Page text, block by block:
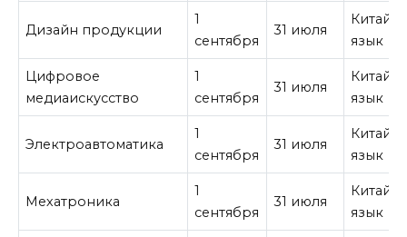
Дизайн продукции
1
сентября
31 июля
язык
Цифровое
медиаискусство
1
сентября
31 июля
язык
Электроавтоматика
1
сентября
31 июля
язык
Мехатроника
1
сентября
31 июля
язык